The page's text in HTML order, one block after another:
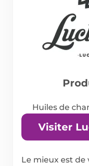
Huiles de
Visiter
Le mieux est de